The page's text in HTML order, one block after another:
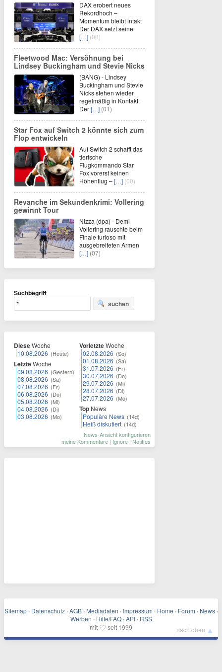
DAX erobert neues
Rekordhoch –
Momentum bleibt intakt
Der DAX setzt seine
[…] (00)
Fleetwood Mac: Versöhnung bei
Lindsey Buckingham und Stevie Nicks
(BANG) - Lindsey
Buckingham und Stevie
Nicks stehen wieder
regelmäßig in Kontakt.
Der[…] (01)
Star Fox auf Switch 2 könnte sich zum
Flop entwickeln
Auf Switch 2 schafft das
tierische
Flugkommando Star
Fox vorerst keinen
Höhenflug –[…] (00)
Revanche im Sekundenkrimi: Vollering
gewinnt Tour
Nizza (dpa) - Demi
Vollering rauschte beim
Finale furioso mit
ausgebreiteten Armen
[…] (07)
Suchbegriff
suchen
DieseWoche
10.08.2026 (Heute)
LetzteWoche
09.08.2026 (Gestern)
08.08.2026 (Sa)
07.08.2026 (Fr)
06.08.2026 (Do)
05.08.2026 (Mi)
04.08.2026 (Di)
03.08.2026 (Mo)
VorletzteWoche
02.08.2026 (So)
01.08.2026 (Sa)
31.07.2026 (Fr)
30.07.2026 (Do)
29.07.2026 (Mi)
28.07.2026 (Di)
27.07.2026 (Mo)
Top News
Populäre News (14d)
Heiß diskutiert (14d)
News-Ansicht konfigurieren
meine Kommentare | Ignore | Notifies
Sitemap · Datenschutz · AGB · Mediadaten · Impressum · Home · Forum · News ·
Werben · Hilfe/FAQ · API · RSS
mit ♡ seit 1999 nach oben ▲